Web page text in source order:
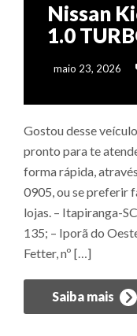
Nissan
1.0
maio 23, 2026
Gostou desse
pronto para te
forma rápida,
0905, ou se preferir
lojas. – Itapiranga-
135; – Iporã do
Fetter, nº […]
Saiba mais